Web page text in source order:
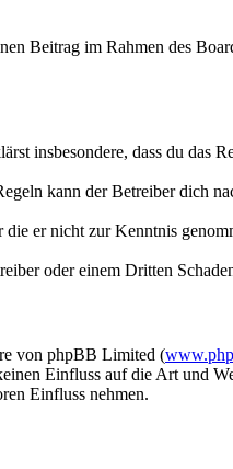
Beitrag im Rahmen des
insbesondere, dass du das
kann der Betreiber dich
er nicht zur Kenntnis
oder einem Dritten
von phpBB Limited (
Einfluss auf die Art und
Einfluss nehmen.